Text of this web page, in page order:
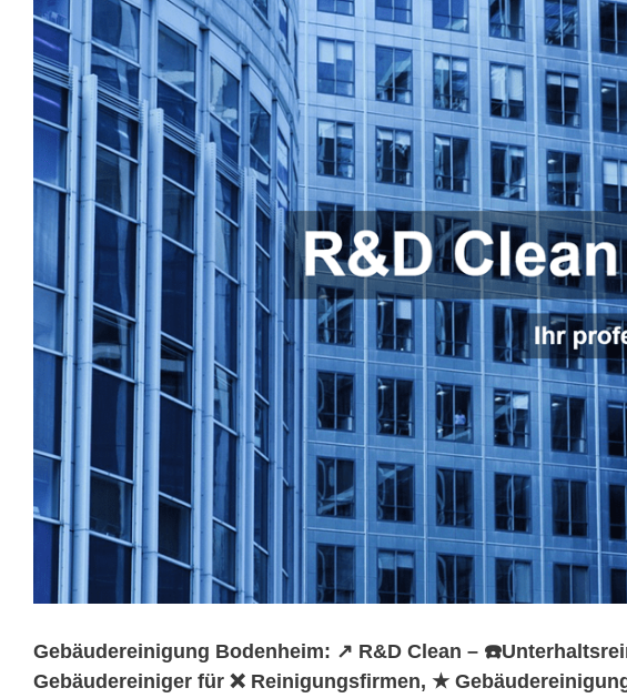
Gebäudereinigung Bodenheim: ↗️ R&D Clean –
Gebäudereiniger für ❌ Reinigungsfirmen, ★